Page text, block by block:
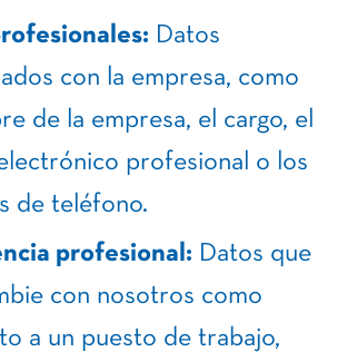
Datos
con la empresa, como
de la empresa, el cargo, el
profesional o los
de teléfono.
profesional: Datos que
con nosotros como
a un puesto de trabajo,